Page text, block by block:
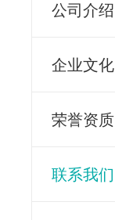
公司介绍
企业文化
荣誉资质
联系我们